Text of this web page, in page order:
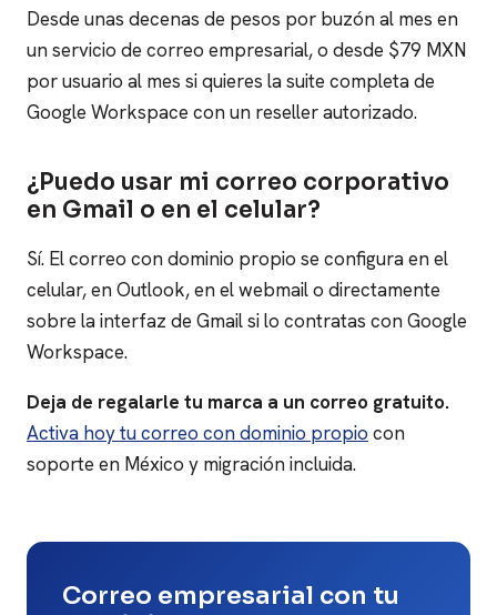
Desde unas decenas de pesos por buzón al mes en
un servicio de correo empresarial, o desde $79 MXN
por usuario al mes si quieres la suite completa de
Google Workspace con un reseller autorizado.
¿Puedo usar mi correo corporativo
en Gmail o en el celular?
Sí. El correo con dominio propio se configura en el
celular, en Outlook, en el webmail o directamente
sobre la interfaz de Gmail si lo contratas con Google
Workspace.
Deja de regalarle tu marca a un correo gratuito.
Activa hoy tu correo con dominio propio con
soporte en México y migración incluida.
Correo empresarial con tu